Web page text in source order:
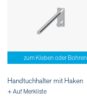
zum Kleben oder Bohren
Handtuchhalter mit Haken
+ Auf Merkliste